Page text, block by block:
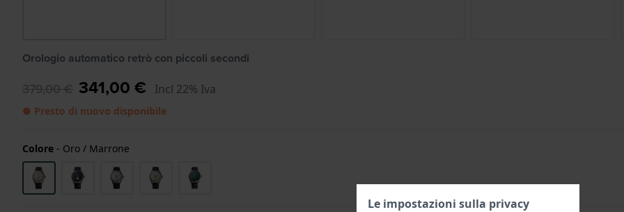
Orologio automatico retrò con piccoli secondi
379,00 € 341,00 € Incl 22% Iva
● Presto di nuovo disponibile
Colore - Oro / Marrone
Le impostazioni sulla privacy